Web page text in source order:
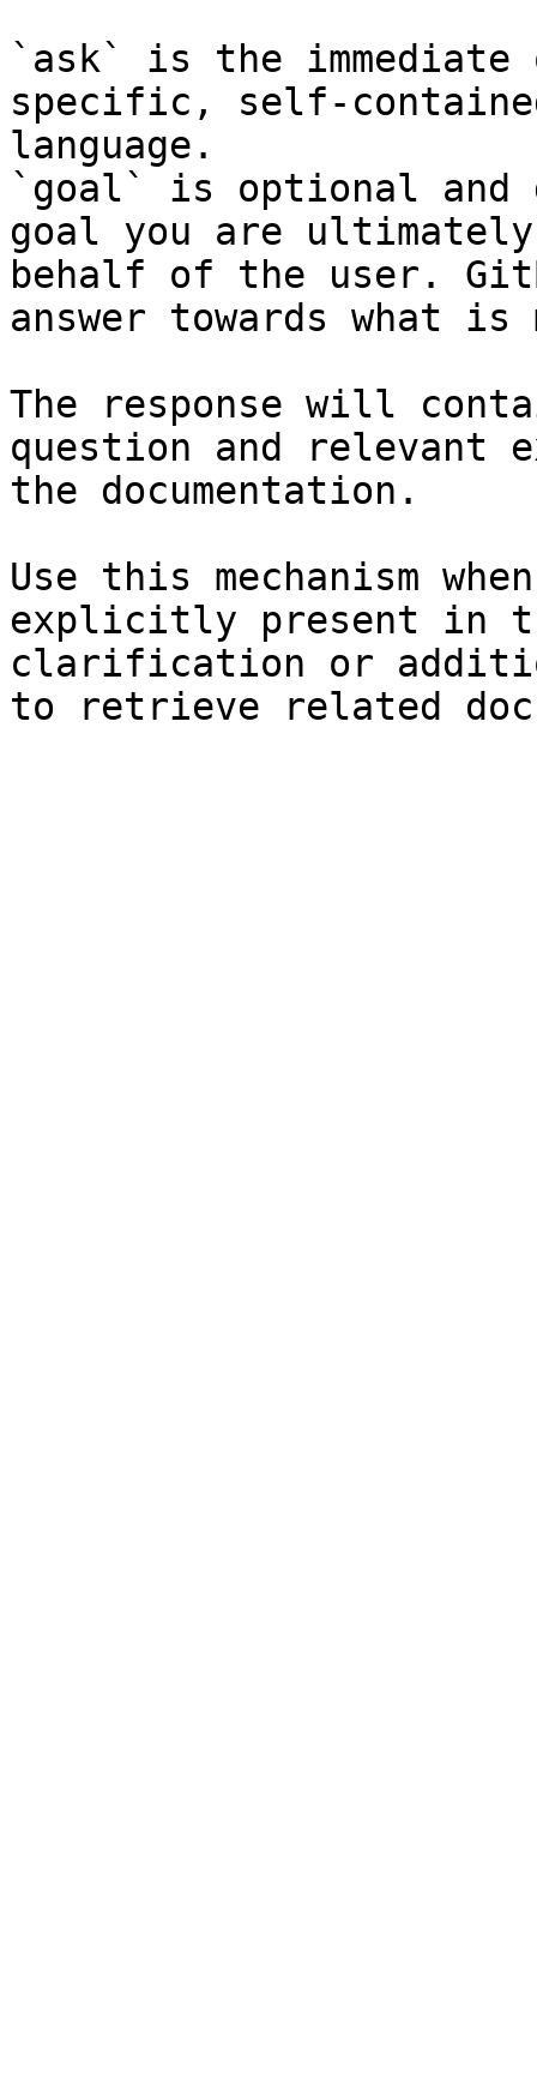
`ask` is the
specific, self-
language.
`goal` is optional and
goal you are
behalf of the user.
answer towards what
The response will
question and relevant
the documentation.
Use this mechanism
explicitly present in
clarification or